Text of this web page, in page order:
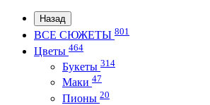
Назад
ВСЕ СЮЖЕТЫ 801
Цветы 464
Букеты 314
Маки 47
Пионы 20